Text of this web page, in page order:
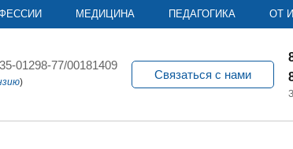
МЕДИЦИНА ПЕДАГОГИКА ОТ
01298-77/00181409
)
Связаться с нами